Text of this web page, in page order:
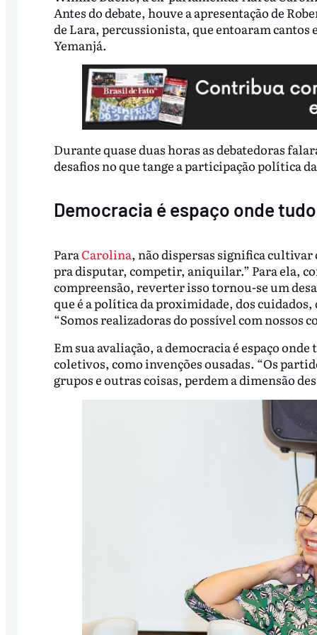
Antes do debate, houve a apresentação de
de Lara, percussionista, que entoaram cantos
Yemanjá.
Durante quase duas horas as debatedoras
desafios no que tange a participação política
Democracia é espaço onde
ParaCarolina, não dispersas significa
pra disputar, competir, aniquilar.” Para ela,
compreensão, reverter isso tornou-se um
que é a política da proximidade, dos
“Somos realizadoras do possível com nossos
Em sua avaliação, a democracia é espaço
coletivos, como invenções ousadas. “Os
grupos e outras coisas, perdem a dimensão